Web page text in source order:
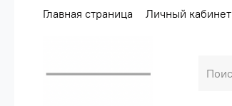
Главная страница Личный кабинет